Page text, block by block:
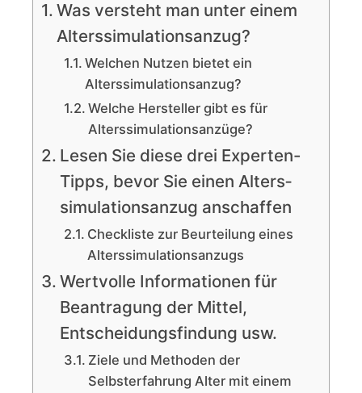
Was versteht man unter einem
Alterssimulationsanzug?
Welchen Nutzen bietet ein
Alterssimulationsanzug?
Welche Hersteller gibt es für
Alterssimulationsanzüge?
Lesen Sie diese drei Experten-
Tipps, bevor Sie einen Alters­­
simulations­­anzug anschaffen
Checkliste zur Beurteilung eines
Alterssimulationsanzugs
Wertvolle Informationen für
Beantragung der Mittel,
Entscheidungsfindung usw.
Ziele und Methoden der
Selbsterfahrung Alter mit einem